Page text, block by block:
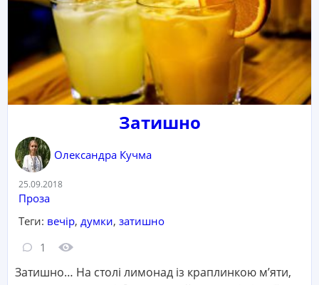
Затишно
Олександра Кучма
Дата:
25.09.2018
Категорія:
Проза
Теги: вечір, думки, затишно
Кількість коментарів:
1 Кількість переглядів:
Затишно… На столі лимонад із краплинкою м’яти,